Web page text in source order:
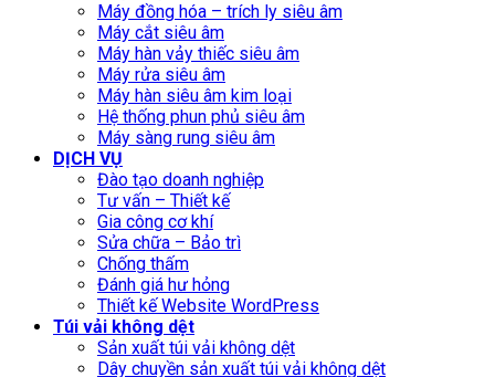
Máy đồng hóa – trích ly siêu âm
Máy cắt siêu âm
Máy hàn vảy thiếc siêu âm
Máy rửa siêu âm
Máy hàn siêu âm kim loại
Hệ thống phun phủ siêu âm
Máy sàng rung siêu âm
DỊCH VỤ
Đào tạo doanh nghiệp
Tư vấn – Thiết kế
Gia công cơ khí
Sửa chữa – Bảo trì
Chống thấm
Đánh giá hư hỏng
Thiết kế Website WordPress
Túi vải không dệt
Sản xuất túi vải không dệt
Dây chuyền sản xuất túi vải không dệt